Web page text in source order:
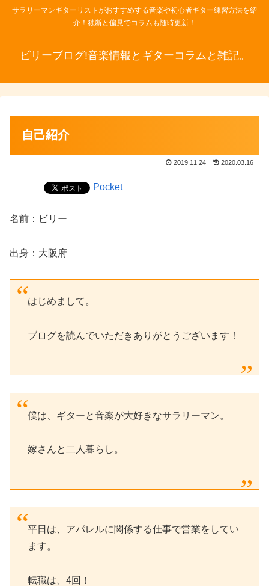
サラリーマンギターリストがおすすめする音楽や初心者ギター練習方法を紹
介！独断と偏見でコラムも随時更新！
ビリーブログ!音楽情報とギターコラムと雑記。
自己紹介
2019.11.24 2020.03.16
Pocket
名前：ビリー
出身：大阪府
はじめまして。
ブログを読んでいただきありがとうございます！
僕は、ギターと音楽が大好きなサラリーマン。
嫁さんと二人暮らし。
平日は、アパレルに関係する仕事で営業をしてい
ます。
転職は、4回！